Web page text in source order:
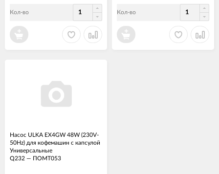
Кол-во Кол-во
Насос ULKA EX4GW 48W (230V-
50Hz) для кофемашин с капсулой
Универсальные
Q232 — ПОМТ053